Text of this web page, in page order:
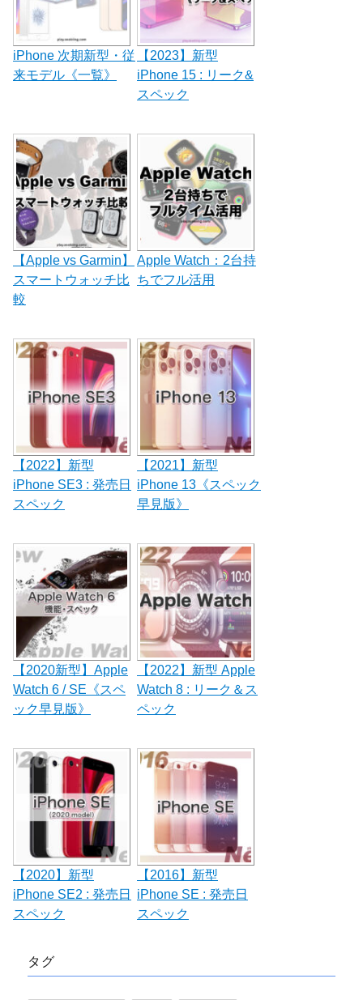
iPhone 次期新型・従
来モデル《一覧》
【2023】新型
iPhone 15 : リーク&
スペック
【Apple vs Garmin】
スマートウォッチ比
較
Apple Watch：2台持
ちでフル活用
【2022】新型
iPhone SE3 : 発売日
スペック
【2021】新型
iPhone 13《スペック
早見版》
【2020新型】Apple
Watch 6 / SE《スペ
ック早見版》
【2022】新型 Apple
Watch 8 : リーク＆ス
ペック
【2020】新型
iPhone SE2 : 発売日
スペック
【2016】新型
iPhone SE : 発売日
スペック
タグ